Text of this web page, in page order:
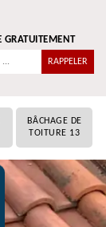
GRATUITEMENT
BÂCHAGE DE
TOITURE 13